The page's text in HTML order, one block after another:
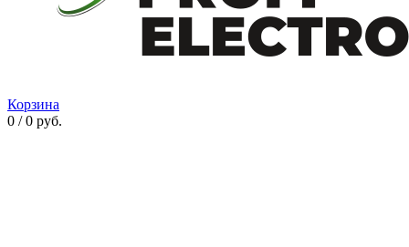
Корзина
0 / 0 руб.